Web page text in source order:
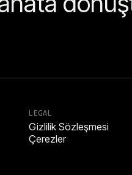
LEGAL
Gizlilik Sözleşmesi
Çerezler